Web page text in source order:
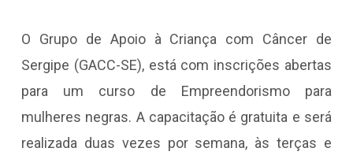
O Grupo de Apoio à Criança com Câncer de
Sergipe (GACC-SE), está com inscrições abertas
para um curso de Empreendorismo para
mulheres negras. A capacitação é gratuita e será
realizada duas vezes por semana, às terças e